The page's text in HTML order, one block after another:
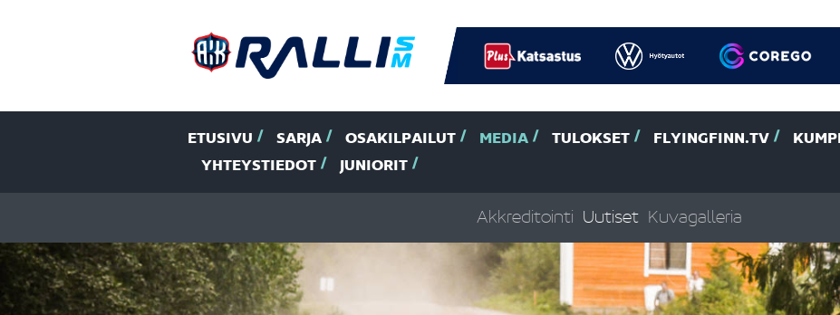
ETUSIVU SARJA OSAKILPAILUT MEDIA TULOKSET FLYINGFINN.TV
YHTEYSTIEDOT
JUNIORIT
Akkreditointi Uutiset Kuvagalleria